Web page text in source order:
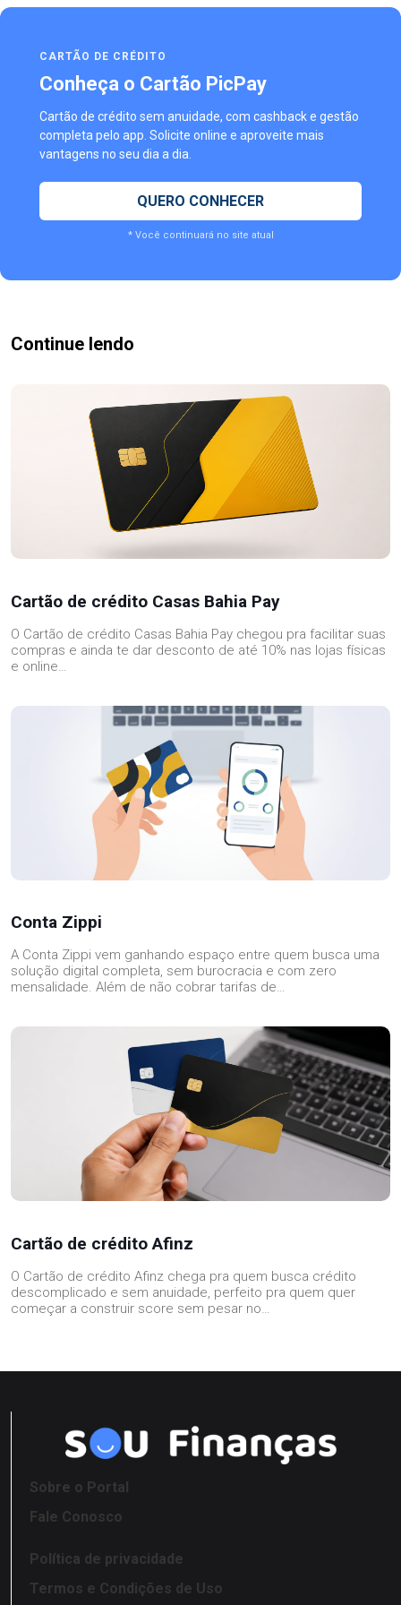
CARTÃO DE CRÉDITO
Conheça o Cartão PicPay
Cartão de crédito sem anuidade, com cashback e gestão
completa pelo app. Solicite online e aproveite mais
vantagens no seu dia a dia.
QUERO CONHECER
* Você continuará no site atual
Continue lendo
Cartão de crédito Casas Bahia Pay
O Cartão de crédito Casas Bahia Pay chegou pra facilitar suas
compras e ainda te dar desconto de até 10% nas lojas físicas
e online…
Conta Zippi
A Conta Zippi vem ganhando espaço entre quem busca uma
solução digital completa, sem burocracia e com zero
mensalidade. Além de não cobrar tarifas de…
Cartão de crédito Afinz
O Cartão de crédito Afinz chega pra quem busca crédito
descomplicado e sem anuidade, perfeito pra quem quer
começar a construir score sem pesar no…
Sobre o Portal
Fale Conosco
Política de privacidade
Termos e Condições de Uso